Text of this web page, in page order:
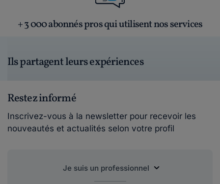
+ 3 000 abonnés pros qui utilisent nos services
Ils partagent leurs expériences
Restez informé
Inscrivez-vous à la newsletter pour recevoir les
nouveautés et actualités selon votre profil